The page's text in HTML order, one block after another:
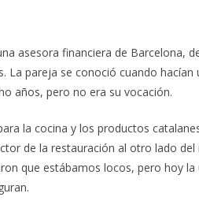
asesora financiera de Barcelona,
La pareja se conoció cuando hacían
años, pero no era su vocación.
la cocina y los productos
de la restauración al otro lado
que estábamos locos, pero hoy